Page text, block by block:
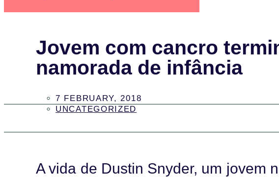
Jovem com cancro
namorada de infância
7 FEBRUARY, 2018
UNCATEGORIZED
A vida de Dustin Snyder, um jovem